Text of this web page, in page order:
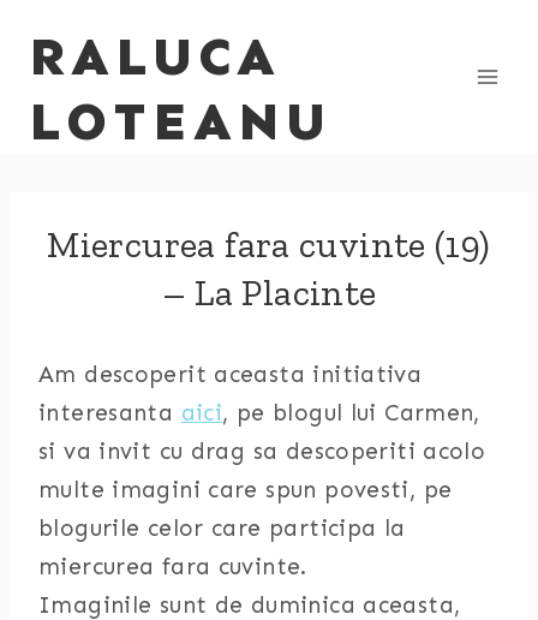
RALUCA
LOTEANU
Miercurea fara cuvinte (19)
– La Placinte
Am descoperit aceasta initiativa
interesanta aici, pe blogul lui Carmen,
si va invit cu drag sa descoperiti acolo
multe imagini care spun povesti, pe
blogurile celor care participa la
miercurea fara cuvinte.
Imaginile sunt de duminica aceasta,